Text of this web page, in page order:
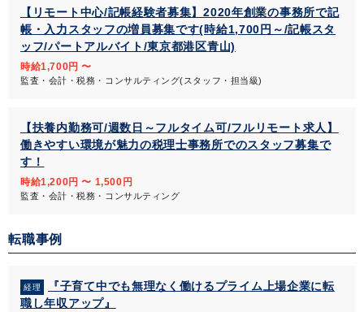
【リモート中心/記帳経験者募集】2020年創業の事務所で記
帳・入力スタッフの増員募集です(時給1,700円～/記帳スタ
ッフ/パートアルバイト/東京都港区青山)
時給1,700円 〜
監査・会計・税務・コンサルティング(スタッフ・担当級)
【扶養内勤務可/週数日～フルタイム可/フルリモート求人】
働きやすい環境が魅力の税理士事務所でのスタッフ募集で
す！
時給1,200円 〜 1,500円
監査・会計・税務・コンサルティング
転職事例
経理
『子育て中でも無理なく働けるプライム上場企業に転
職し年収アップ』